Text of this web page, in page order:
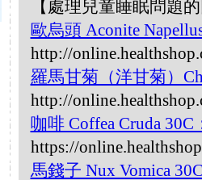
【處理兒童睡眠問題
歐烏頭 Aconite
http://
羅馬甘菊（洋甘菊）
http://
咖啡 Coffea Cruda 30C
https://
馬錢子 Nux Vomica